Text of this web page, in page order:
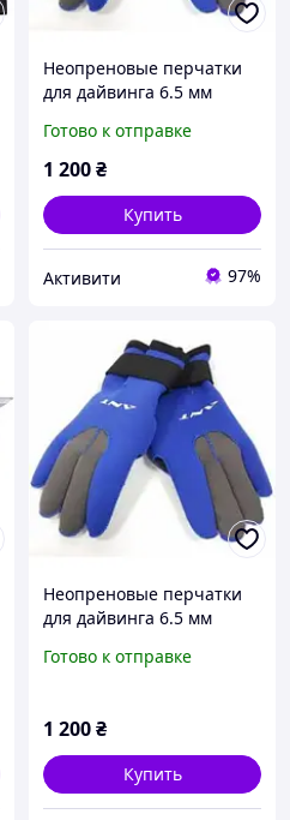
Неопреновые перчатки
для дайвинга 6.5 мм
ANT W-903
Готово к отправке
1 200₴
Купить
Активити 97%
Неопреновые перчатки
для дайвинга 6.5 мм
ANT W-903
Готово к отправке
1 200₴
Купить